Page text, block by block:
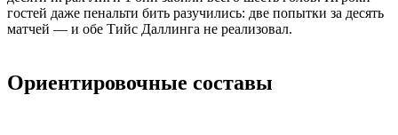
гостей даже пенальти бить разучились: две попытки за десять
матчей — и обе Тийс Даллинга не реализовал.
Ориентировочные составы